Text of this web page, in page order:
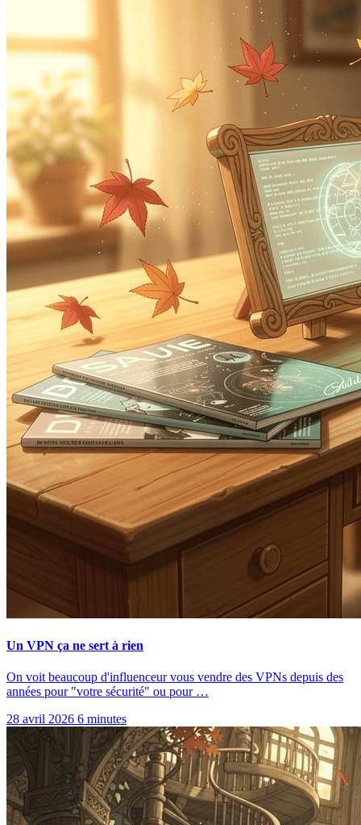
Un VPN ça ne sert à rien
On voit beaucoup d'influenceur vous vendre des VPNs depuis des
années pour "votre sécurité" ou pour …
28 avril 2026 6 minutes